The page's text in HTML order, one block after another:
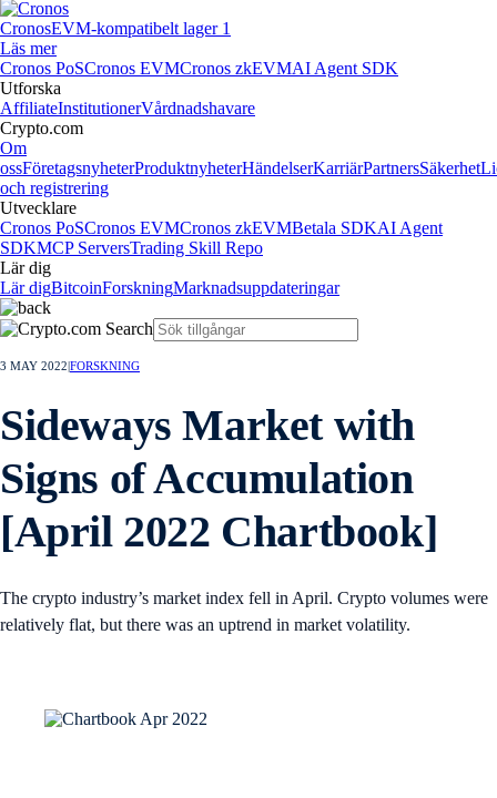
CronosEVM-kompatibelt lager 1
Läs mer
Cronos PoSCronos EVMCronos zkEVMAI Agent SDK
Utforska
AffiliateInstitutionerVårdnadshavare
Crypto.com
Om
ossFöretagsnyheterProduktnyheterHändelserKarriärPartnersSäkerhet
och registrering
Utvecklare
Cronos PoSCronos EVMCronos zkEVMBetala SDKAI Agent
SDKMCP ServersTrading Skill Repo
Lär dig
Lär digBitcoinForskningMarknadsuppdateringar
3 MAY 2022 FORSKNING
Sideways Market with
Signs of Accumulation
[April 2022 Chartbook]
The crypto industry’s market index fell in April. Crypto volumes were
relatively flat, but there was an uptrend in market volatility.